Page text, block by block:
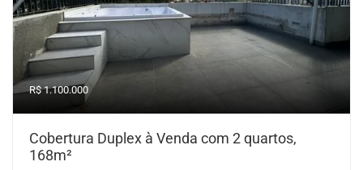
R$ 1.100.000
Cobertura Duplex à Venda com 2 quartos,
168m²